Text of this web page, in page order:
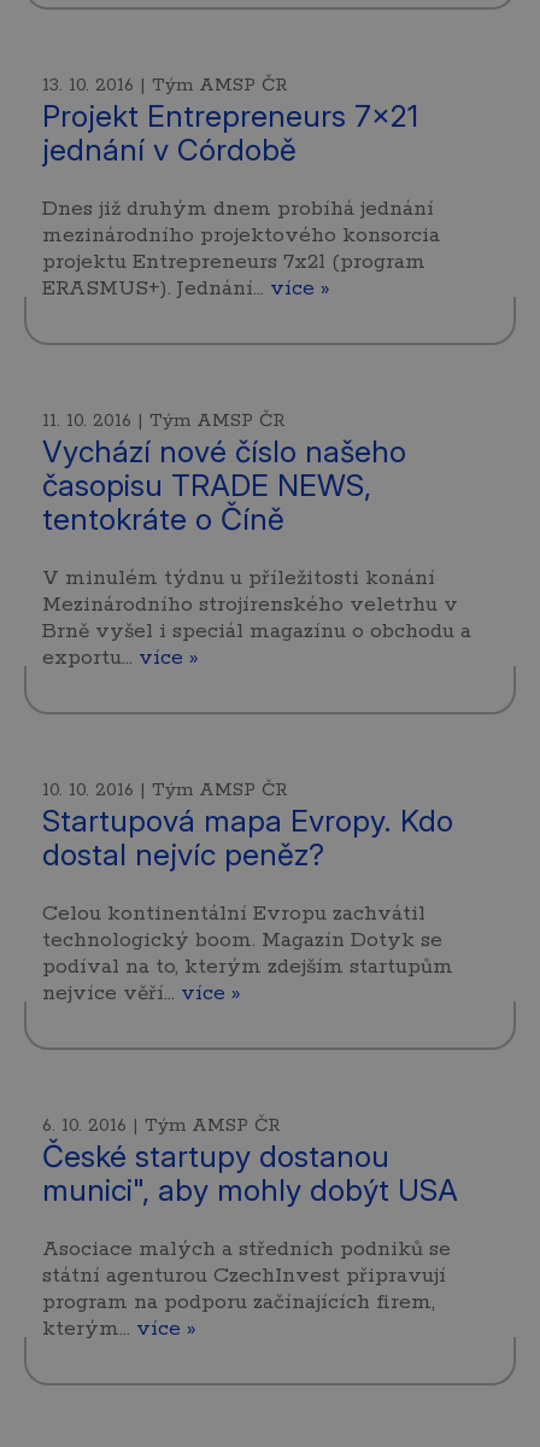
13. 10. 2016 | Tým AMSP ČR
Projekt Entrepreneurs 7x21
jednání v Córdobě
Dnes již druhým dnem probíhá jednání
mezinárodního projektového konsorcia
projektu Entrepreneurs 7x21 (program
ERASMUS+). Jednání… více »
11. 10. 2016 | Tým AMSP ČR
Vychází nové číslo našeho
časopisu TRADE NEWS,
tentokráte o Číně
V minulém týdnu u příležitosti konání
Mezinárodního strojírenského veletrhu v
Brně vyšel i speciál magazínu o obchodu a
exportu… více »
10. 10. 2016 | Tým AMSP ČR
Startupová mapa Evropy. Kdo
dostal nejvíc peněz?
Celou kontinentální Evropu zachvátil
technologický boom. Magazín Dotyk se
podíval na to, kterým zdejším startupům
nejvíce věří… více »
6. 10. 2016 | Tým AMSP ČR
České startupy dostanou
munici", aby mohly dobýt USA
Asociace malých a středních podniků se
státní agenturou CzechInvest připravují
program na podporu začínajících firem,
kterým… více »